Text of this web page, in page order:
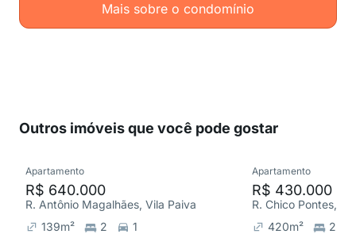
Mais sobre o condomínio
Outros imóveis que você pode gostar
Apartamento
R$ 640.000
R. Antônio Magalhães, Vila Paiva
139m² 2
1
Apartamento
R$ 430.000
R. Chico Pontes,
420m²
2